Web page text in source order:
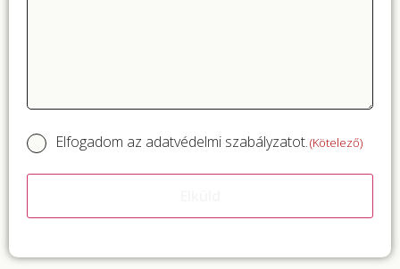
ConsentElfogadom az adatvédelmi szabályzatot.(Kötelező)